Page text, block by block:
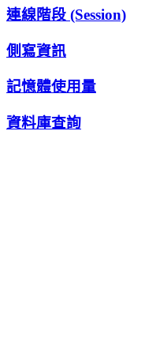
連線階段 (Session)
側寫資訊
記憶體使用量
資料庫查詢